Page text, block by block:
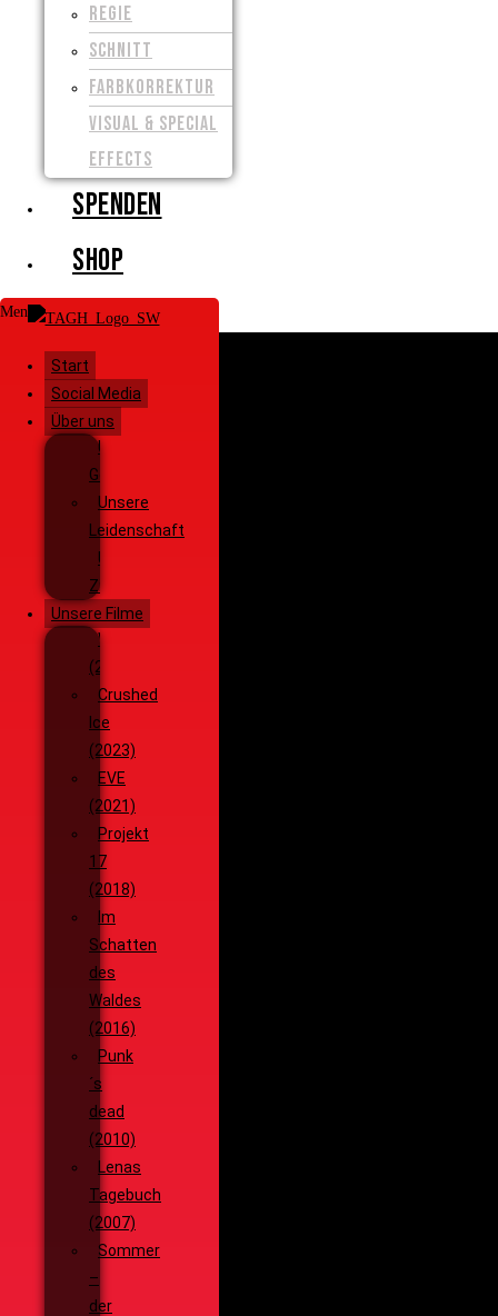
REGIE
SCHNITT
FARBKORREKTUR
VISUAL & SPECIAL
EFFECTS
SPENDEN
SHOP
Menü
Start
Social Media
Über uns
Unsere
Geschichte
Unsere
Leidenschaft
Unsere
Ziele
Unsere Filme
Wenja
(2025)
Crushed
Ice
(2023)
EVE
(2021)
Projekt
17
(2018)
Im
Schatten
des
Waldes
(2016)
Punk
´s
dead
(2010)
Lenas
Tagebuch
(2007)
Sommer
–
der